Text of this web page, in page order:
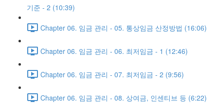
기준 - 2 (10:39)
Chapter 06. 임금 관리 - 05. 통상임금 산정방법 (16:06)
Chapter 06. 임금 관리 - 06. 최저임금 - 1 (12:46)
Chapter 06. 임금 관리 - 07. 최저임금 - 2 (9:56)
Chapter 06. 임금 관리 - 08. 상여금, 인센티브 등 (6:22)